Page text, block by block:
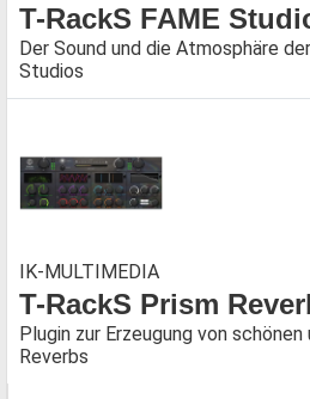
T-RackS FAME
Der Sound und die Atmosphäre
Studios
IK-MULTIMEDIA
T-RackS Prism
Plugin zur Erzeugung von
Reverbs